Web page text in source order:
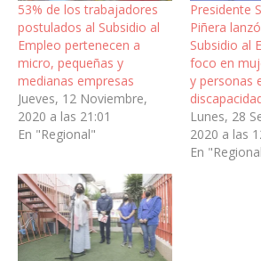
53% de los trabajadores
postulados al Subsidio al
Empleo pertenecen a
micro, pequeñas y
medianas empresas
Jueves, 12 Noviembre,
2020 a las 21:01
En "Regional"
Presidente
Piñera
Subsidio al
foco en
y personas
Lunes, 28
2020 a las
En